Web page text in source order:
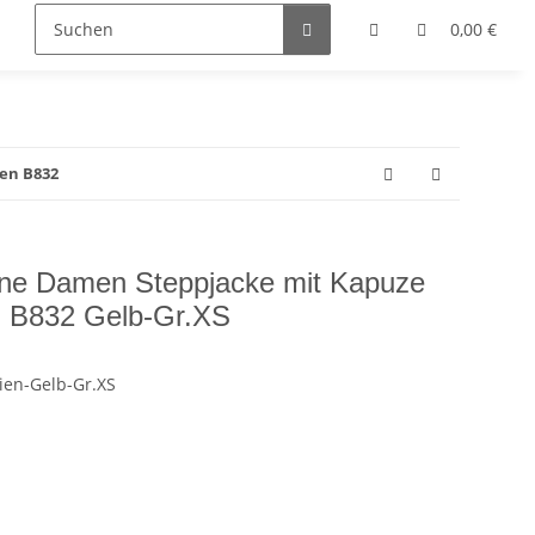
0,00 €
B832
Damen Steppjacke mit Kapuze
Gelb-Gr.XS
Gelb-Gr.XS